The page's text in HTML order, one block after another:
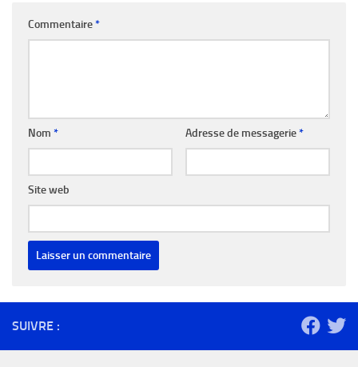
Commentaire*
Nom * Adresse de messagerie*
Site web
SUIVRE :